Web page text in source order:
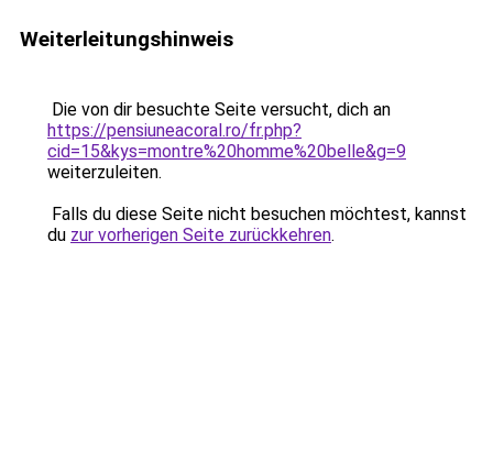
Weiterleitungshinweis
Die von dir besuchte Seite versucht, dich an
https://pensiuneacoral.ro/fr.php?
cid=15&kys=montre%20homme%20belle&g=9
weiterzuleiten.
Falls du diese Seite nicht besuchen möchtest, kannst
du zur vorherigen Seite zurückkehren.